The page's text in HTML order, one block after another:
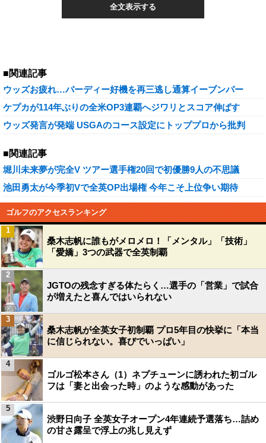
全文表示する
■関連記事
ウッズお疲れ…バーディー好機を再三逃し通算イーブンパー
ケプカが114年ぶりの全米OP3連覇へジワリとスコア伸ばす
ウッズ発言が発端 USGAのコース設定にトッププロから批判
■関連記事
堀川未来夢が完全V ツアー選手権20回で初優勝9人の不思議
池田勇太が今季初Vで全英OP出場権 今年こそ上位争い期待
ゴルフのアクセスランキング
桑木志帆に誰もがメロメロ！「メンタル」「技術」
「愛嬌」3つの武器で全英制覇
1
JGTOの残念すぎる体たらく…選手の「営業」で試合
が増えたと喜んではいられない
2
桑木志帆が全英女子初制覇 プロ5年目の快挙に「本当
に信じられない。喜びでいっぱい」
3
ゴルゴ松本さん（1）ネプチューンに誘われた初ゴル
フは「妻と出会った時」のような感動があった
4
渋野日向子 全英女子オープン4年連続予選落ち…詰め
の甘さ露呈で浮上の兆し見えず
5